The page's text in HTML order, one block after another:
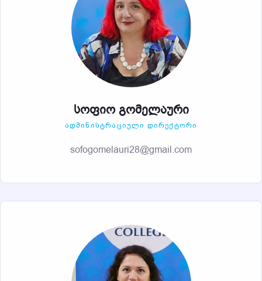
სოფიო გომელაური
ᲐᲓᲛᲘᲜᲘᲡᲢᲠᲐᲪᲘᲣᲚᲘ ᲓᲘᲠᲔᲥᲢᲝᲠᲘ
sofogomelauri28@gmail.com